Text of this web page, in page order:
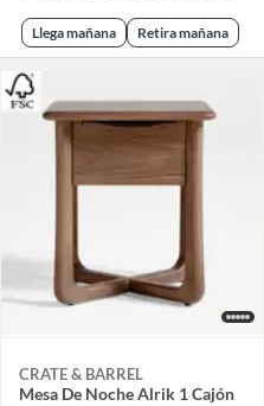
Llega mañana Retira mañana
CRATE & BARREL
Mesa De Noche Alrik 1 Cajón